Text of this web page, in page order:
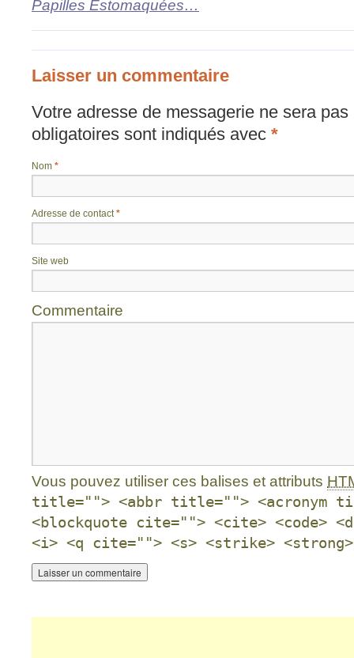
Papilles Estomaquées…
Laisser un commentaire
Votre adresse de messagerie ne sera pas
obligatoires sont indiqués avec *
Nom *
Adresse de contact*
Site web
Commentaire
Vous pouvez utiliser ces balises et attributs
title=""> <abbr title=""> <acronym
<blockquote cite=""> <cite> <code>
<i> <q cite=""> <s> <strike> <strong>